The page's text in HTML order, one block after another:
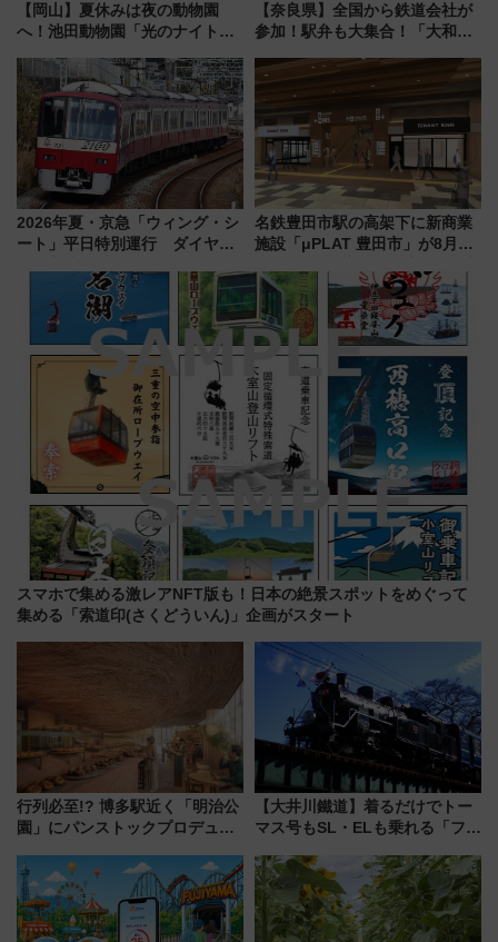
【岡山】夏休みは夜の動物園
へ！池田動物園「光のナイトズ
な夜
【奈良県】全国から鉄道会社が
参加！駅弁も大集合！「大和鉄
に開催決定
2026年夏・京急「ウィング・シ
ート」平日特別運行 ダイヤ・
三浦海岸を堪能できるお出かけ
プランもご紹介
名鉄豊田市駅の高架下に新商業
施設「μPLAT 豊田市」が8月26
たな玄関口へ
スマホで集める激レアNFT版も！日本の絶景スポットをめぐって
集める「索道印(さくどういん)」企画がスタート
行列必至!? 博多駅近く「明治公
園」にパンストックプロデュー
オープン 秋からはビストロ営業
も！
【大井川鐵道】着るだけでトー
マス号もSL・ELも乗れる「フリ
受注販売